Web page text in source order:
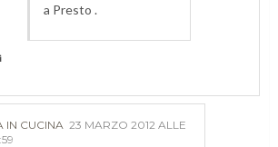
a Presto .
IN CUCINA 23 MARZO 2012 ALLE